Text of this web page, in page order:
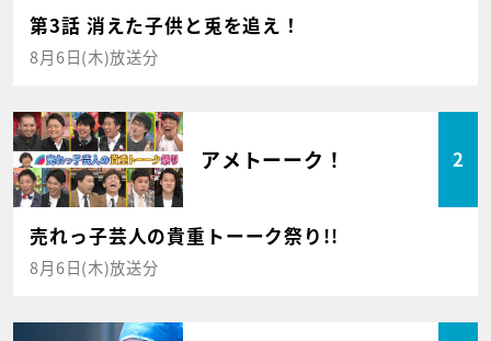
第3話 消えた子供と兎を追え！
8月6日(木)放送分
アメトーーク！ 2
売れっ子芸人の貴重トーーク祭り!!
8月6日(木)放送分